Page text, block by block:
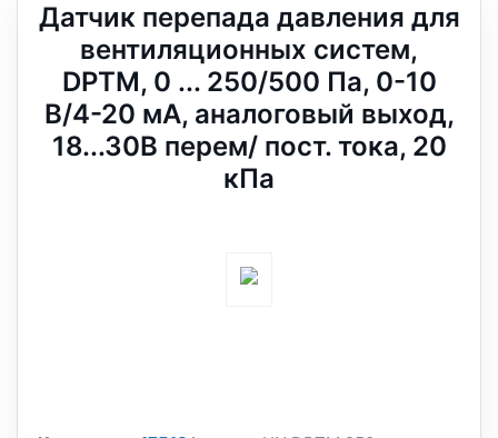
Датчик перепада давления для
вентиляционных систем,
DPTM, 0 ... 250/500 Па, 0-10
В/4-20 мА, аналоговый выход,
18...30В перем/ пост. тока, 20
кПа